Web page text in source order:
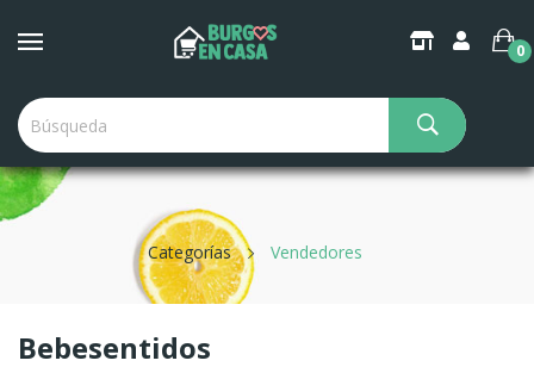
0
Categorías Vendedores
Bebesentidos
Create Wishlist ×
Wishlist name
Cancel